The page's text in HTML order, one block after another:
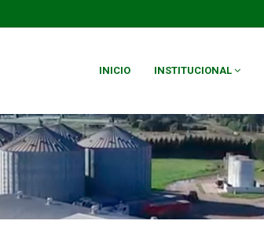
INICIO INSTITUCIONAL